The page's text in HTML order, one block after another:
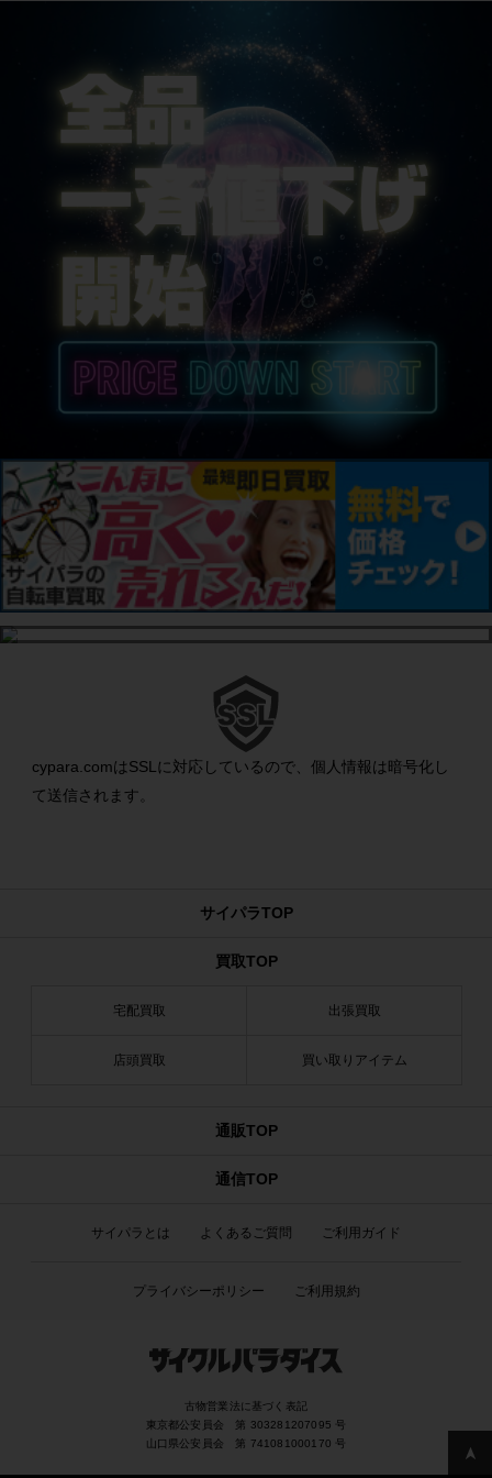
cypara.comはSSLに対応しているので、個人情報は暗号化し
て送信されます。
サイパラTOP
買取TOP
宅配買取 出張買取
店頭買取 買い取りアイテム
通販TOP
通信TOP
サイパラとは よくあるご質問 ご利用ガイド
プライバシーポリシー ご利用規約
古物営業法に基づく表記
東京都公安員会 第 303281207095 号
山口県公安員会 第 741081000170 号